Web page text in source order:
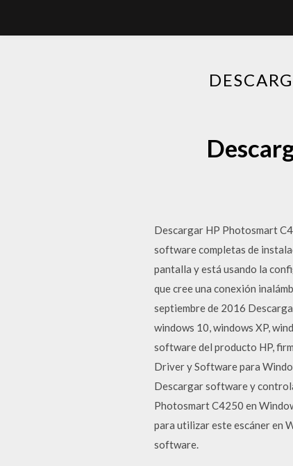
Descargar HP Photosmart
software completas de
pantalla y está usando la
que cree una conexión
septiembre de 2016
windows 10, windows XP,
software del producto HP,
Driver y Software para
Descargar software y
Photosmart C4250 en
para utilizar este escáner en
software.